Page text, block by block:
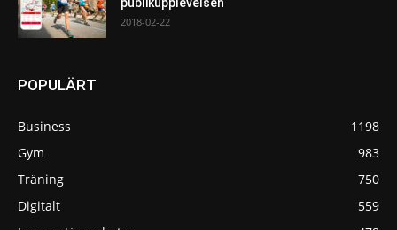
2018-02-22
POPULÄRT
Business
1198
Gym
983
Träning
750
Digitalt
559